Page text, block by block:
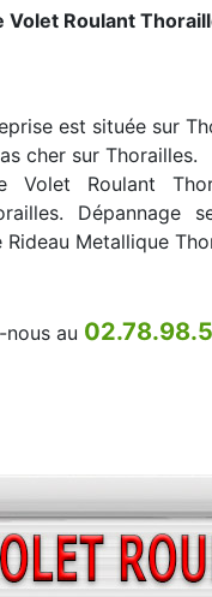
Volet Roulant
est située sur
cher sur Thorailles.
Volet Roulant
Dépannage
Rideau Metallique
au